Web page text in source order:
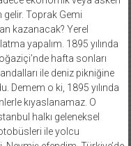
gelir. Toprak Gemi
kazanacak? Yerel
yapalım. 1895 yılında
hafta sonları
ile deniz pikniğine
o ki, 1895 yılında
kıyaslanamaz. O
halkı geleneksel
ile yolcu
efendim, Türkiye’de